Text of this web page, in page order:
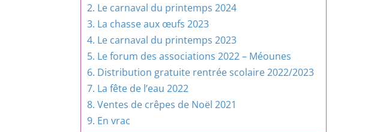
Le carnaval du printemps 2024
La chasse aux œufs 2023
Le carnaval du printemps 2023
Le forum des associations 2022 – Méounes
Distribution gratuite rentrée scolaire 2022/2023
La fête de l’eau 2022
Ventes de crêpes de Noël 2021
En vrac